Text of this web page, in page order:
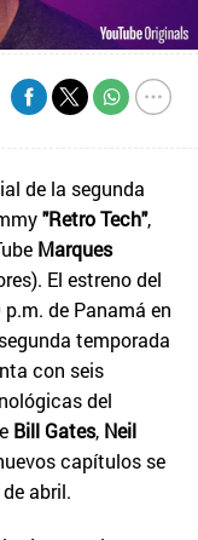
de la segunda
"Retro Tech",
Marques
El estreno del
de Panamá en
temporada
con seis
del
Bill Gates, Neil
capítulos se
abril.